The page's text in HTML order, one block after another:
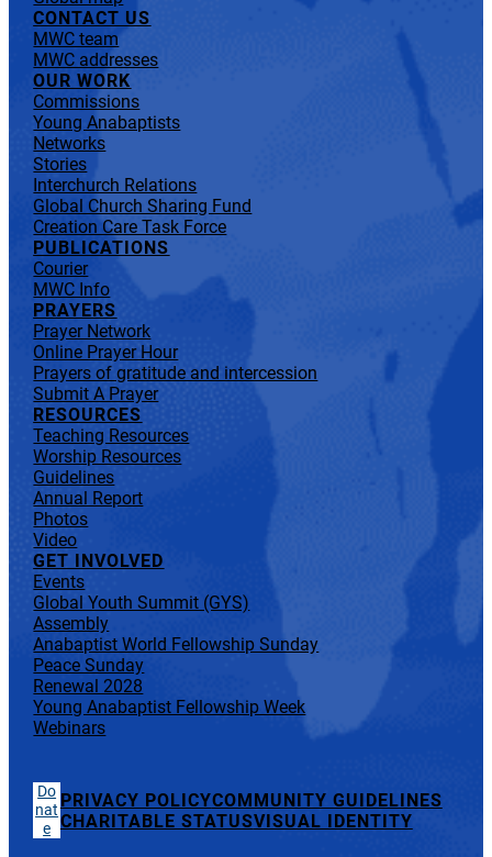
CONTACT US
MWC team
MWC addresses
OUR WORK
Commissions
Young Anabaptists
Networks
Stories
Interchurch Relations
Global Church Sharing Fund
Creation Care Task Force
PUBLICATIONS
Courier
MWC Info
PRAYERS
Prayer Network
Online Prayer Hour
Prayers of gratitude and intercession
Submit A Prayer
RESOURCES
Teaching Resources
Worship Resources
Guidelines
Annual Report
Photos
Video
GET INVOLVED
Events
Global Youth Summit (GYS)
Assembly
Anabaptist World Fellowship Sunday
Peace Sunday
Renewal 2028
Young Anabaptist Fellowship Week
Webinars
Do
nat
e
PRIVACY POLICYCOMMUNITY GUIDELINES
CHARITABLE STATUSVISUAL IDENTITY